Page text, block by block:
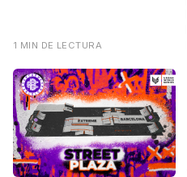
1 MIN DE LECTURA